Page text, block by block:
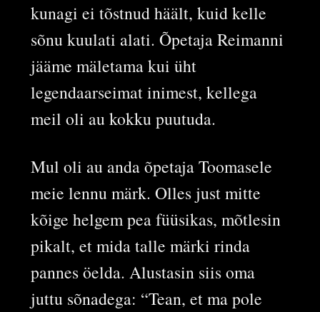
kunagi ei tõstnud häält, kuid kelle
sõnu kuulati alati. Õpetaja Reimanni
jääme mäletama kui üht
legendaarseimat inimest, kellega
meil oli au kokku puutuda.
Mul oli au anda õpetaja Toomasele
meie lennu märk. Olles just mitte
kõige helgem pea füüsikas, mõtlesin
pikalt, et mida talle märki rinda
pannes öelda. Alustasin siis oma
juttu sõnadega: “Tean, et ma pole